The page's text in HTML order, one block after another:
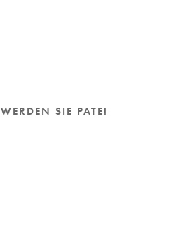
WERDEN SIE PATE!